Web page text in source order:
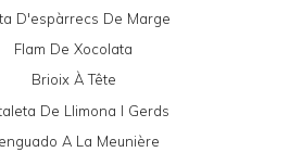
D'espàrrecs De Marge
Flam De Xocolata
Brioix À Tête
De Llimona I Gerds
A La Meunière